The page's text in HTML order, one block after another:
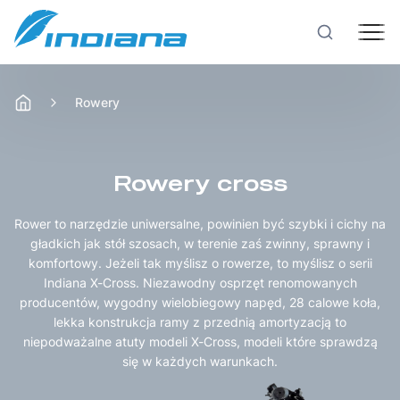
Rowery
Hulajnogi
Technologie
Produkcja
Testy rowerów
Rowery
Rowery cross
Rower to narzędzie uniwersalne, powinien być szybki i cichy na
gładkich jak stół szosach, w terenie zaś zwinny, sprawny i
komfortowy. Jeżeli tak myślisz o rowerze, to myślisz o serii
Indiana X-Cross. Niezawodny osprzęt renomowanych
producentów, wygodny wielobiegowy napęd, 28 calowe koła,
lekka konstrukcja ramy z przednią amortyzacją to
niepodważalne atuty modeli X-Cross, modeli które sprawdzą
się w każdych warunkach.